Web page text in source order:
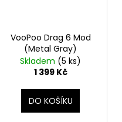
VooPoo Drag 6 Mod
(Metal Gray)
Skladem (5 ks)
1 399 Kč
DO KOŠÍKU